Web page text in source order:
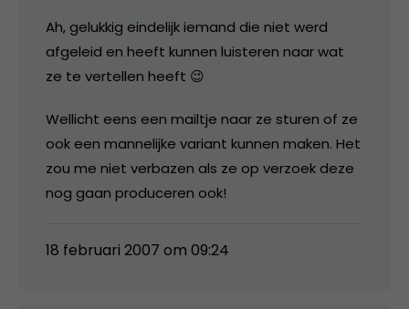
Ah, gelukkig eindelijk iemand die niet werd
afgeleid en heeft kunnen luisteren naar wat
ze te vertellen heeft 😉
Wellicht eens een mailtje naar ze sturen of ze
ook een mannelijke variant kunnen maken. Het
zou me niet verbazen als ze op verzoek deze
nog gaan produceren ook!
18 februari 2007 om 09:24